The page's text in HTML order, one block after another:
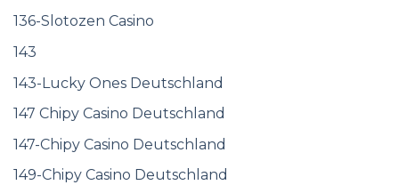
136-Slotozen Casino
143
143-Lucky Ones Deutschland
147 Chipy Casino Deutschland
147-Chipy Casino Deutschland
149-Chipy Casino Deutschland